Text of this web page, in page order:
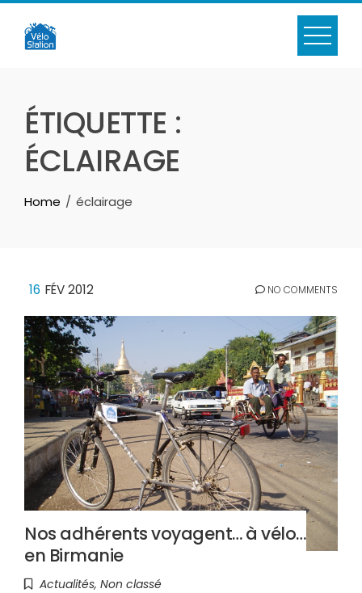
Skip
content
ÉTIQUETTE :
ÉCLAIRAGE
Home éclairage
16 FÉV 2012 NO COMMENTS
Nos adhérents voyagent… à vélo…
en Birmanie
Actualités, Non classé